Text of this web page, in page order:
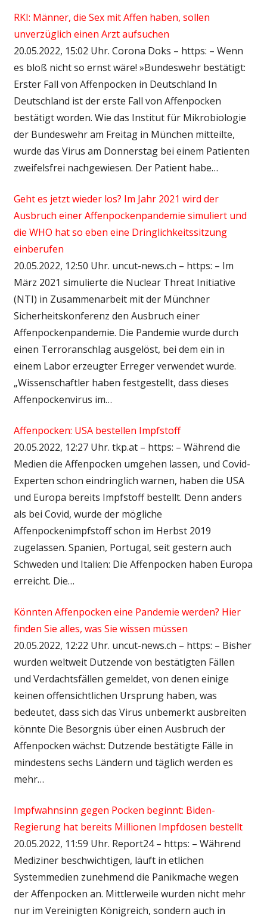
RKI: Männer, die Sex mit Affen haben, sollen
unverzüglich einen Arzt aufsuchen
20.05.2022, 15:02 Uhr. Corona Doks – https: – Wenn
es bloß nicht so ernst wäre! »Bundeswehr bestätigt:
Erster Fall von Affenpocken in Deutschland In
Deutschland ist der erste Fall von Affenpocken
bestätigt worden. Wie das Institut für Mikrobiologie
der Bundeswehr am Freitag in München mitteilte,
wurde das Virus am Donnerstag bei einem Patienten
zweifelsfrei nachgewiesen. Der Patient habe…
Geht es jetzt wieder los? Im Jahr 2021 wird der
Ausbruch einer Affenpockenpandemie simuliert und
die WHO hat so eben eine Dringlichkeitssitzung
einberufen
20.05.2022, 12:50 Uhr. uncut-news.ch – https: – Im
März 2021 simulierte die Nuclear Threat Initiative
(NTI) in Zusammenarbeit mit der Münchner
Sicherheitskonferenz den Ausbruch einer
Affenpockenpandemie. Die Pandemie wurde durch
einen Terroranschlag ausgelöst, bei dem ein in
einem Labor erzeugter Erreger verwendet wurde.
„Wissenschaftler haben festgestellt, dass dieses
Affenpockenvirus im…
Affenpocken: USA bestellen Impfstoff
20.05.2022, 12:27 Uhr. tkp.at – https: – Während die
Medien die Affenpocken umgehen lassen, und Covid-
Experten schon eindringlich warnen, haben die USA
und Europa bereits Impfstoff bestellt. Denn anders
als bei Covid, wurde der mögliche
Affenpockenimpfstoff schon im Herbst 2019
zugelassen. Spanien, Portugal, seit gestern auch
Schweden und Italien: Die Affenpocken haben Europa
erreicht. Die…
Könnten Affenpocken eine Pandemie werden? Hier
finden Sie alles, was Sie wissen müssen
20.05.2022, 12:22 Uhr. uncut-news.ch – https: – Bisher
wurden weltweit Dutzende von bestätigten Fällen
und Verdachtsfällen gemeldet, von denen einige
keinen offensichtlichen Ursprung haben, was
bedeutet, dass sich das Virus unbemerkt ausbreiten
könnte Die Besorgnis über einen Ausbruch der
Affenpocken wächst: Dutzende bestätigte Fälle in
mindestens sechs Ländern und täglich werden es
mehr…
Impfwahnsinn gegen Pocken beginnt: Biden-
Regierung hat bereits Millionen Impfdosen bestellt
20.05.2022, 11:59 Uhr. Report24 – https: – Während
Mediziner beschwichtigen, läuft in etlichen
Systemmedien zunehmend die Panikmache wegen
der Affenpocken an. Mittlerweile wurden nicht mehr
nur im Vereinigten Königreich, sondern auch in